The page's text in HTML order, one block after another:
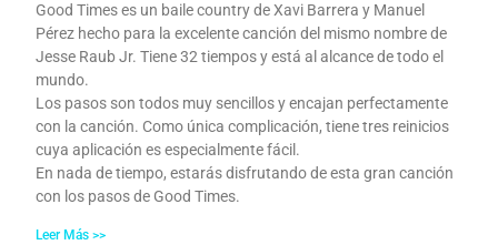
Good Times es un baile country de Xavi Barrera y Manuel
Pérez hecho para la excelente canción del mismo nombre de
Jesse Raub Jr. Tiene 32 tiempos y está al alcance de todo el
mundo.
Los pasos son todos muy sencillos y encajan perfectamente
con la canción. Como única complicación, tiene tres reinicios
cuya aplicación es especialmente fácil.
En nada de tiempo, estarás disfrutando de esta gran canción
con los pasos de Good Times.
Leer Más >>